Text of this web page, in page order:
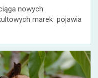
nowych
marek pojawia